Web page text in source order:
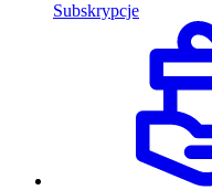
Subskrypcje